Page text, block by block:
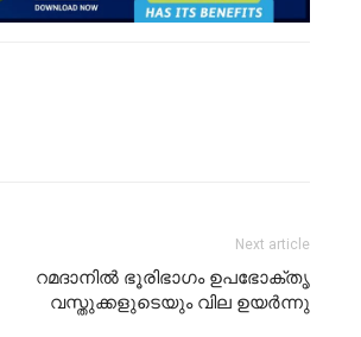
Next article
റമദാനിൽ ഭൂരിഭാഗം ഉപഭോക്തൃ
വസ്തുക്കളുടെയും വില ഉയർന്നു